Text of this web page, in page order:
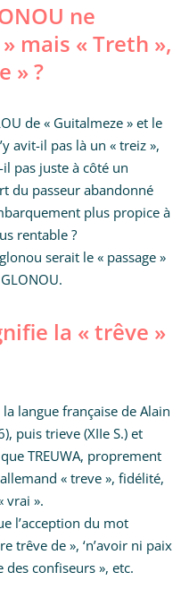
ne
mais « Treth »,
» ?
de « Guitalmeze » et le
avit-il pas là un « treiz »,
il pas juste à côté un
du passeur abandonné
plus propice à
rentable ?
serait le « passage »
la « trêve »
langue française de Alain
puis trieve (XIIe S.) et
TREUWA, proprement
« treve », fidélité,
vrai ».
l’acception du mot
trêve de », ‘n’avoir ni paix
des confiseurs », etc.